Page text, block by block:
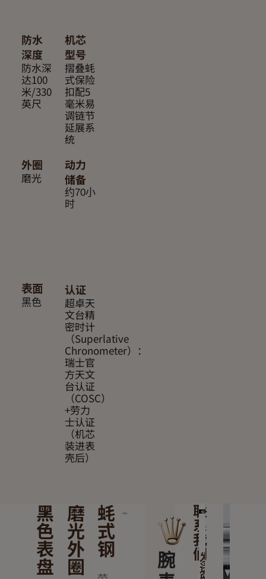
机芯
型号
摺叠蚝
式保险
扣配5
毫米易
调链节
延展系
统
表面
黑色
外圈
磨光
动力
储备
约70小
时
认证
超卓天
文台精
密时计
（Superlative
Chronometer）：
瑞士官
方天文
台认证
（COSC）
+劳力
士认证
（机芯
装进表
壳后）
防水
深度
防水深
达100
米/330
英尺
黑
色
表
盘
磨
光
外
圈
蚝
式
钢
腕
联
系
我
们
发
送